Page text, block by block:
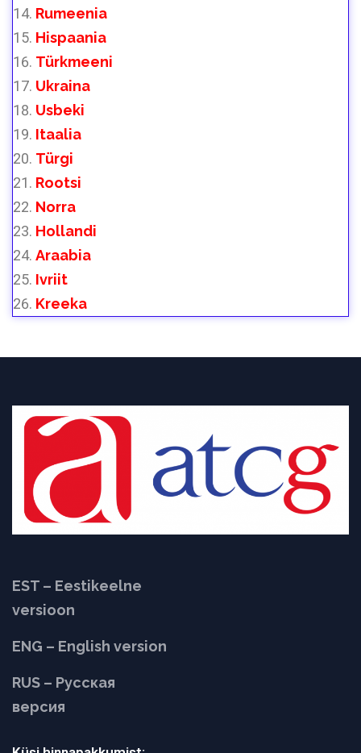
Rumeenia
Hispaania
Türkmeeni
Ukraina
Usbeki
Itaalia
Türgi
Rootsi
Norra
Hollandi
Araabia
Ivriit
Kreeka
EST – Eestikeelne
versioon
ENG – English version
RUS – Русская
версия